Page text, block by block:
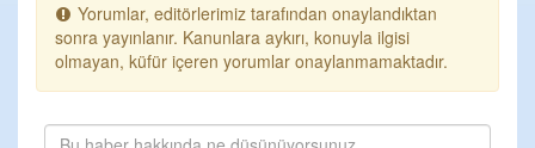
Yorumlar, editörlerimiz tarafından onaylandıktan
sonra yayınlanır. Kanunlara aykırı, konuyla ilgisi
olmayan, küfür içeren yorumlar onaylanmamaktadır.